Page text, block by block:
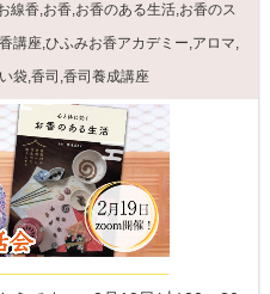
線香,お香,お香のある生活,お香のス
講座,ひふみお香アカデミー,アロマ,
袋,香司 ,香司養成講座